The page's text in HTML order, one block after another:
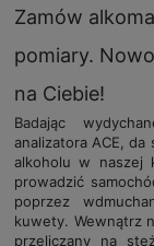
Zamów
pomiary.
na Ciebie!
Badając
analizatora ACE,
alkoholu w naszej
prowadzić
poprzez
kuwety. Wewnątrz
przeliczany na